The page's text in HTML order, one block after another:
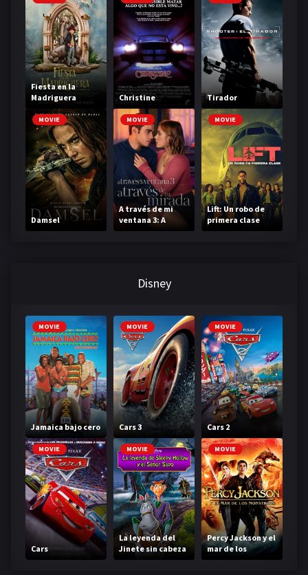
Fiesta en la
Madriguera
Christine Tirador
MOVIE
Damsel
MOVIE
A través de mi
ventana 3: A
través de tu
MOVIE
Lift: Un robo de
primera clase
Disney
MOVIE
Jamaica bajo cero
MOVIE
Cars 3
MOVIE
Cars 2
MOVIE
Cars
MOVIE
La leyenda del
Jinete sin cabeza
MOVIE
Percy Jackson y el
mar de los
monstruos